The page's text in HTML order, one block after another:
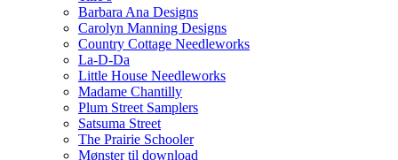
Barbara Ana Designs
Carolyn Manning Designs
Country Cottage Needleworks
La-D-Da
Little House Needleworks
Madame Chantilly
Plum Street Samplers
Satsuma Street
The Prairie Schooler
Mønster til download